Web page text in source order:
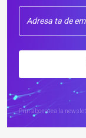
Prin abonarea la